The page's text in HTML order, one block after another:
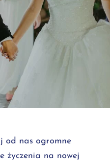
od nas ogromne
życzenia na nowej